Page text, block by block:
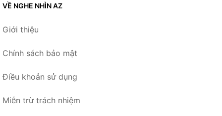
VỀ NGHE NHÌN AZ
Giới thiệu
Chính sách bảo mật
Điều khoản sử dụng
Miễn trừ trách nhiệm